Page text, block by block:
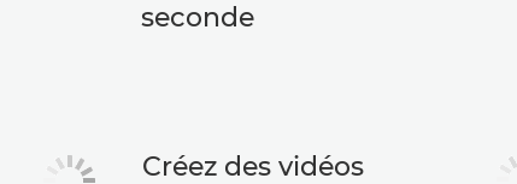
seconde
Créez des vidéos